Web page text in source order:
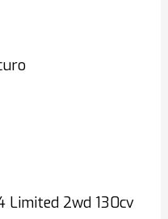
Limited 2wd 130cv